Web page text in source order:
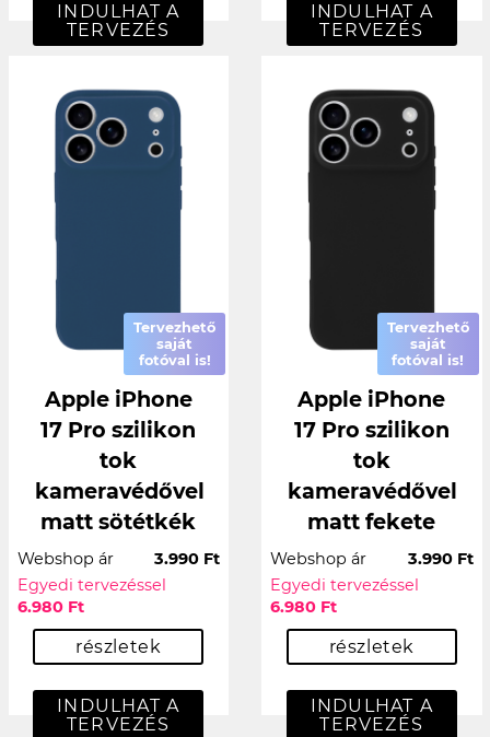
INDULHAT A
TERVEZÉS
INDULHAT A
TERVEZÉS
Tervezhető
saját
fotóval is!
Apple iPhone
17 Pro szilikon
tok
kameravédővel
matt sötétkék
Webshop ár
3.990 Ft
Egyedi tervezéssel
6.980 Ft
részletek
INDULHAT A
TERVEZÉS
Tervezhető
saját
fotóval is!
Apple iPhone
17 Pro szilikon
tok
kameravédővel
matt fekete
Webshop ár
3.990 Ft
Egyedi tervezéssel
6.980 Ft
részletek
INDULHAT A
TERVEZÉS